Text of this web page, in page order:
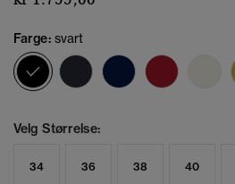
Farge: svart
valgt
Velg Størrelse:
34 36 38 40